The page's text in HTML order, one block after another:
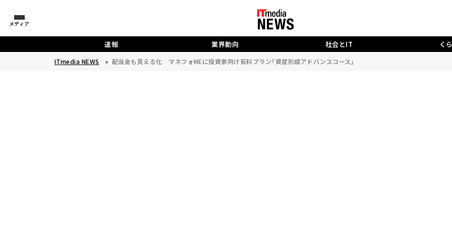
メディア
速報 業界動向 社会とIT く
ITmedia NEWS 配当金も見える化 マネフォMEに投資家向け有料プラン「資産形成アドバンスコース」